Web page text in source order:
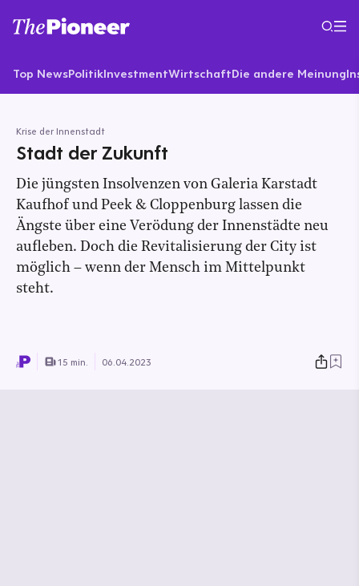
Top NewsPolitikInvestmentWirtschaftDie andere Meinung
Krise der Innenstadt
Stadt der Zukunft
Die jüngsten Insolvenzen von Galeria Karstadt
Kaufhof und Peek & Cloppenburg lassen die
Ängste über eine Verödung der Innenstädte neu
aufleben. Doch die Revitalisierung der City ist
möglich – wenn der Mensch im Mittelpunkt
steht.
15 min. 06.04.2023